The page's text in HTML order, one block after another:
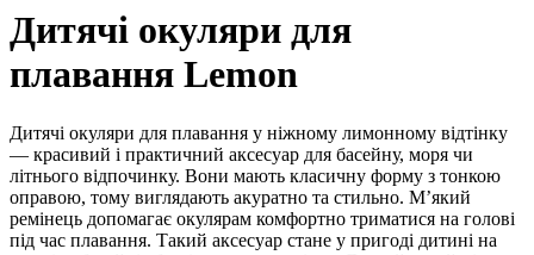
Дитячі окуляри для
плавання Lemon
Дитячі окуляри для плавання у ніжному лимонному відтінку
— красивий і практичний аксесуар для басейну, моря чи
літнього відпочинку. Вони мають класичну форму з тонкою
оправою, тому виглядають акуратно та стильно. М’який
ремінець допомагає окулярам комфортно триматися на голові
під час плавання. Такий аксесуар стане у пригоді дитині на